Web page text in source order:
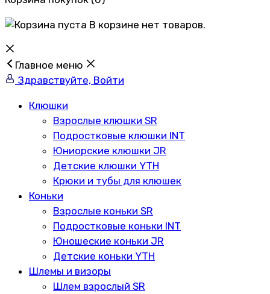
В корзине нет товаров.
Главное меню
Здравствуйте, Войти
Клюшки
Взрослые клюшки SR
Подростковые клюшки INT
Юниорские клюшки JR
Детские клюшки YTH
Крюки и тубы для клюшек
Коньки
Взрослые коньки SR
Подростковые коньки INT
Юношеские коньки JR
Детские коньки YTH
Шлемы и визоры
Шлем взрослый SR